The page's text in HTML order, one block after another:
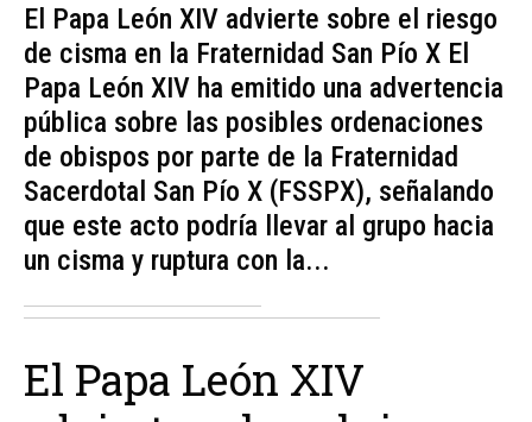
El Papa León XIV advierte sobre el riesgo
de cisma en la Fraternidad San Pío X El
Papa León XIV ha emitido una advertencia
pública sobre las posibles ordenaciones
de obispos por parte de la Fraternidad
Sacerdotal San Pío X (FSSPX), señalando
que este acto podría llevar al grupo hacia
un cisma y ruptura con la...
El Papa León XIV